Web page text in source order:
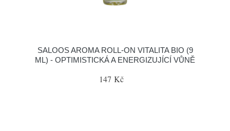
SALOOS AROMA ROLL-ON VITALITA BIO (9
ML) - OPTIMISTICKÁ A ENERGIZUJÍCÍ VŮNĚ
147 Kč